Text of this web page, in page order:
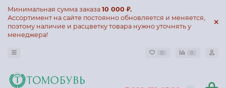
Минимальная сумма заказа 10 000 ₽.
Ассортимент на сайте постоянно обновляется и меняется,
поэтому наличие и расцветку товара нужно уточнять у
менеджера!
0 0